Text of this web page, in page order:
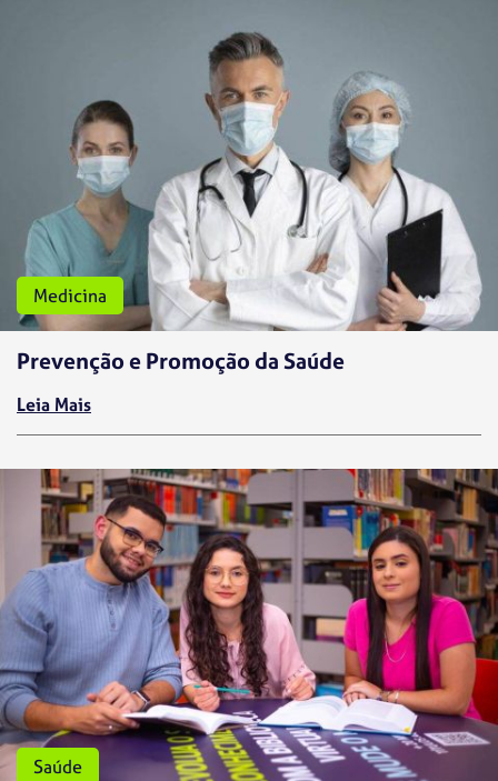
Medicina
Prevenção e Promoção da Saúde
Leia Mais
Saúde